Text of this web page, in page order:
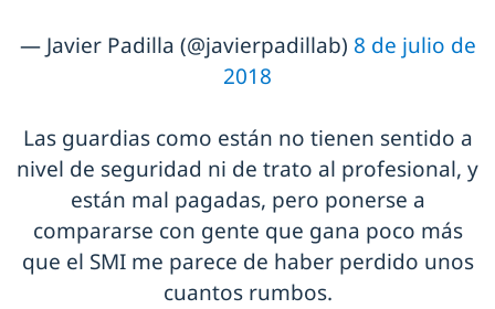
— Javier Padilla (@javierpadillab) 8 de julio de
2018
Las guardias como están no tienen sentido a
nivel de seguridad ni de trato al profesional, y
están mal pagadas, pero ponerse a
compararse con gente que gana poco más
que el SMI me parece de haber perdido unos
cuantos rumbos.